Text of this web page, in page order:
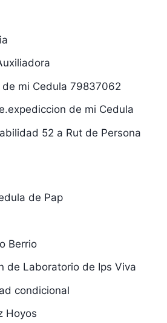
de mi Cedula 79837062
de mi Cedula
52 a Rut de Persona
de Pap
Berrio
de Laboratorio de Ips Viva
condicional
Hoyos